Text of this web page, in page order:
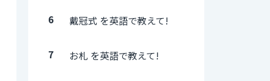
6 戴冠式 を英語で教えて!
7 お札 を英語で教えて!